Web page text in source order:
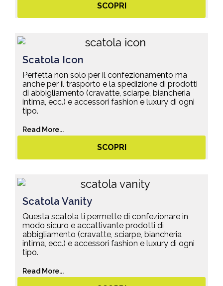
SCOPRI
Scatola Icon
Perfetta non solo per il confezionamento ma
anche per il trasporto e la spedizione di prodotti
di abbigliamento (cravatte, sciarpe, biancheria
intima, ecc.) e accessori fashion e luxury di ogni
tipo.
Read More...
SCOPRI
Scatola Vanity
Questa scatola ti permette di confezionare in
modo sicuro e accattivante prodotti di
abbigliamento (cravatte, sciarpe, biancheria
intima, ecc.) e accessori fashion e luxury di ogni
tipo.
Read More...